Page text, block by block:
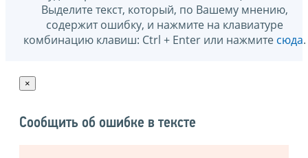
Выделите текст, который, по Вашему мнению,
содержит ошибку, и нажмите на клавиатуре
комбинацию клавиш: Ctrl + Enter или нажмите сюда.
×
Сообщить об ошибке в тексте